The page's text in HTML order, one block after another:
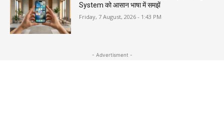
System को आसान भाषा में समझें
Friday, 7 August, 2026 - 1:43 PM
- Advertisment -